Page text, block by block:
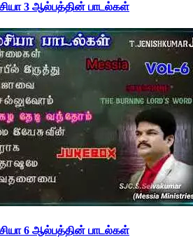
3 ஆல்பத்தின் பாடல்கள்
6 ஆல்பத்தின் பாடல்கள்